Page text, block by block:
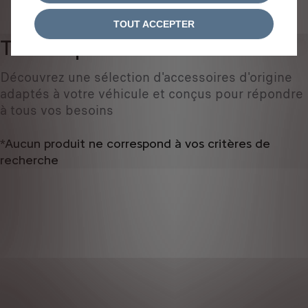
Tous les produits
Découvrez une sélection d'accessoires d'origine
adaptés à votre véhicule et conçus pour répondre
à tous vos besoins
*Aucun produit ne correspond à vos critères de
recherche
TOUT ACCEPTER